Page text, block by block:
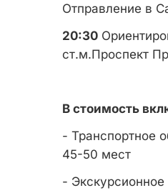
Отправление в
20:30
ст.м.Проспект
В стоимость
- Транспортное
45-50 мест
-